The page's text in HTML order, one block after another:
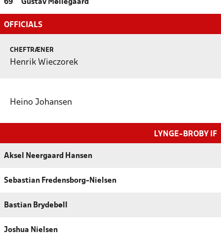
69 Gustav Møllegaard
OFFICIALS
CHEFTRÆNER
Henrik Wieczorek
Heino Johansen
LYNGE-BROBY IF
Aksel Neergaard Hansen
Sebastian Fredensborg-Nielsen
Bastian Brydebøll
Joshua Nielsen